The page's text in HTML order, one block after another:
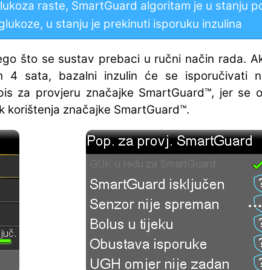
raste, SmartGuard algoritam je u stanju
u stanju je prekinuti isporuku inzulina
što se sustav prebaci u ručni način rada.
4 sata, bazalni inzulin će se isporučivati
za provjeru značajke SmartGuard™, jer se
korištenja značajke SmartGuard™.